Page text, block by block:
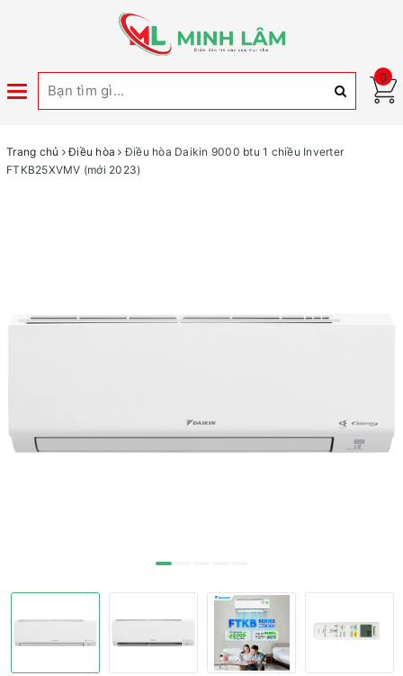
Toggle
0
Trang chủ Điều hòa
Điều hòa Daikin 9000 btu 1 chiều Inverter
FTKB25XVMV (mới 2023)